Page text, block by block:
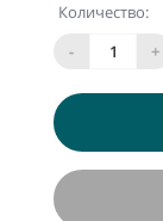
Количество:
-
+